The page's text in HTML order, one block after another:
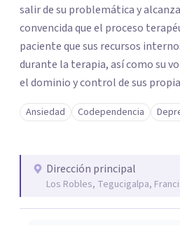
salir de su problemática y
convencida que el proceso
paciente que sus recursos
durante la terapia, así como su
el dominio y control de sus
paciente y yo, emprendemos un
desenredar las emociones que se
Ansiedad Codependencia
Dirección principal
Los Robles, Tegucigalpa,